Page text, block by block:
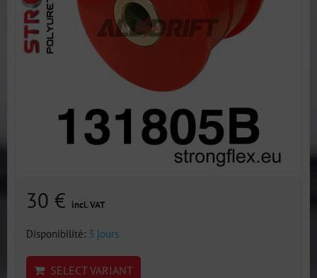
30 € incl. VAT
Disponibilité: 3 jours
SELECT VARIANT